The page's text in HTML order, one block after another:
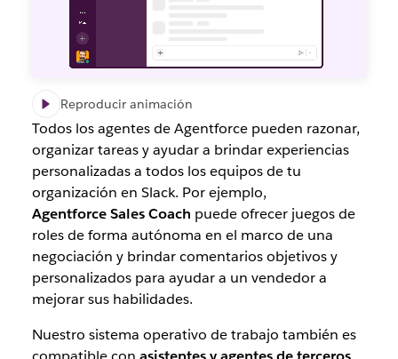
Reproducir animación
Todos los agentes de Agentforce pueden razonar,
organizar tareas y ayudar a brindar experiencias
personalizadas a todos los equipos de tu
organización en Slack. Por ejemplo,
Agentforce Sales Coach puede ofrecer juegos de
roles de forma autónoma en el marco de una
negociación y brindar comentarios objetivos y
personalizados para ayudar a un vendedor a
mejorar sus habilidades.
Nuestro sistema operativo de trabajo también es